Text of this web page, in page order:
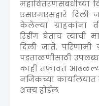
महावितरणसंबंधीच्या
एसएमएसद्वारे दिली
केलेल्या ग्राहकांना
रिडींग घेताच त्याची
दिली जाते. परिणामी
पडताळणीसाठी
काही तफावत
नजिकच्या
शक्य होईल.